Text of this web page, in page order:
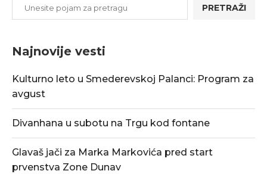
PRETRAŽI
Najnovije vesti
Kulturno leto u Smederevskoj Palanci: Program za
avgust
Divanhana u subotu na Trgu kod fontane
Glavaš jači za Marka Markovića pred start
prvenstva Zone Dunav